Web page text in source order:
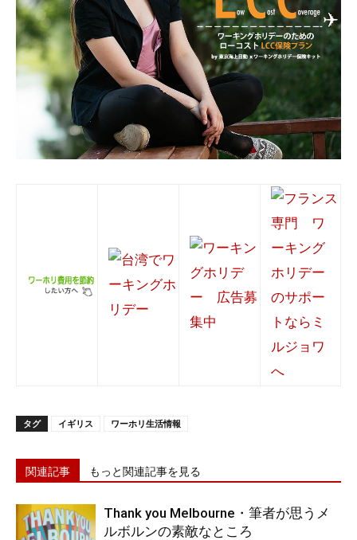
タグ イギリス ワーホリ生活情報
関連記事 もっと関連記事を見る
Thank you Melbourne・筆者が思うメ
ルボルンの素敵なところ